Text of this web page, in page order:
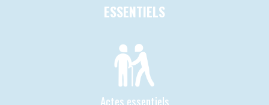
LE SERVICE DE SOINS
INFIRMIERS À DOMICILE
Les SSIAD interviennent sur prescription
médicale auprès de personnes âgées, malades,